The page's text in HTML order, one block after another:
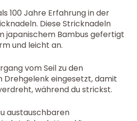
100 Jahre Erfahrung in der
Diese Stricknadeln
japanischem Bambus gefertigt
und leicht an.
vom Seil zu den
Drehgelenk eingesetzt, damit
während du strickst.
austauschbaren